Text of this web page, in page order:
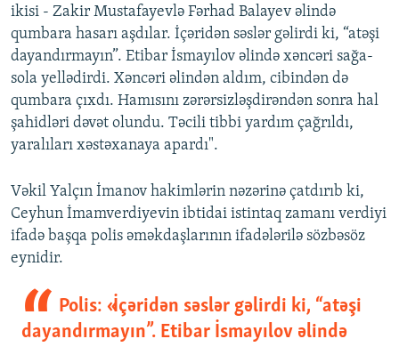
ikisi - Zakir Mustafayevlə Fərhad Balayev əlində
qumbara hasarı aşdılar. İçəridən səslər gəlirdi ki, “atəşi
dayandırmayın”. Etibar İsmayılov əlində xəncəri sağa-
sola yellədirdi. Xəncəri əlindən aldım, cibindən də
qumbara çıxdı. Hamısını zərərsizləşdirəndən sonra hal
şahidləri dəvət olundu. Təcili tibbi yardım çağrıldı,
yaralıları xəstəxanaya apardı".
Vəkil Yalçın İmanov hakimlərin nəzərinə çatdırıb ki,
Ceyhun İmamverdiyevin ibtidai istintaq zamanı verdiyi
ifadə başqa polis əməkdaşlarının ifadələrilə sözbəsöz
eynidir.
Polis: «İçəridən səslər gəlirdi ki, “atəşi
dayandırmayın”. Etibar İsmayılov əlində